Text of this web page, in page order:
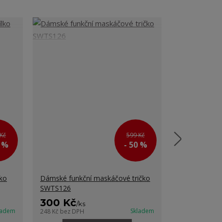
599 Kč
- 50 %
Dámské funkční maskáčové tričko
SWTS126
300 Kč/ks
248 Kč bez DPH Skladem